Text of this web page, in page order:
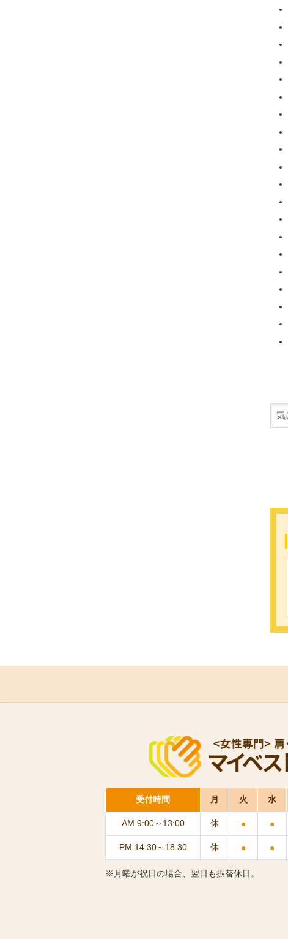
受付時間 月 火 水
AM 9:00～13:00 休 ● ●
PM 14:30～18:30 休 ● ●
※月曜が祝日の場合、翌日も振替休日。